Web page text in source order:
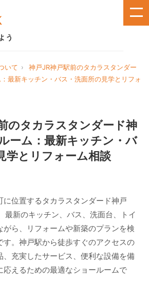
う
いて
神戸JR神戸駅前のタカラスタンダー
最新キッチン・バス・洗面所の見学とリフォ
のタカラスタンダード神
ーム：最新キッチン・バ
学とリフォーム相談
に位置するタカラスタンダード神戸
最新のキッチン、バス、洗面台、トイ
がら、リフォームや新築のプランを検
す。神戸駅から徒歩すぐのアクセスの
、充実したサービス、便利な設備を備
応えるための最適なショールームで